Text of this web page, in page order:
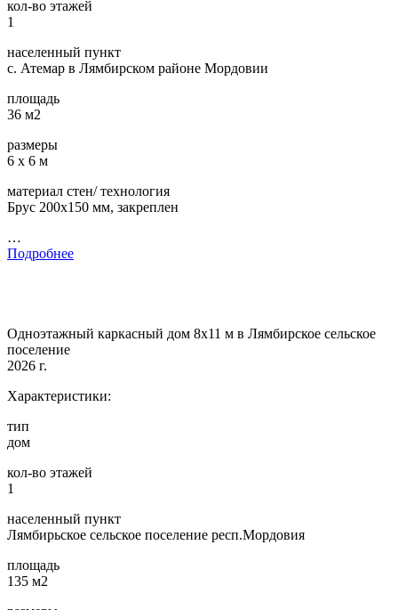
кол-во этажей
1
населенный пункт
с. Атемар в Лямбирском районе Мордовии
площадь
36 м2
размеры
6 х 6 м
материал стен/ технология
Брус 200х150 мм, закреплен
…
Подробнее
Одноэтажный каркасный дом 8х11 м в Лямбирское сельское
поселение
2026 г.
Характеристики:
тип
дом
кол-во этажей
1
населенный пункт
Лямбирьское сельское поселение респ.Мордовия
площадь
135 м2